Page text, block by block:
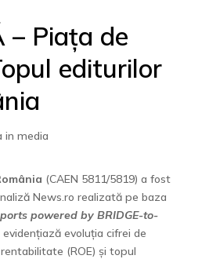
– Piața de
editurilor
in media
(CAEN 5811/5819) a fost
News.ro realizată pe baza
powered by BRIDGE-to-
evidențiază evoluția cifrei de
(ROE) și topul